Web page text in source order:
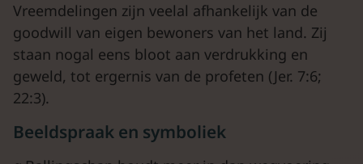
Vreemdelingen zijn veelal afhankelijk van de
goodwill van eigen bewoners van het land. Zij
staan nogal eens bloot aan verdrukking en
geweld, tot ergernis van de profeten (Jer. 7:6;
22:3).
Beeldspraak en symboliek